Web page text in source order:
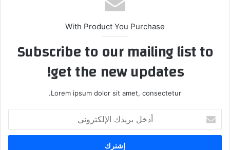
With Product You Purchase
Subscribe to our mailing list to
get the new updates!
Lorem ipsum dolor sit amet, consectetur.
بريدك
الإلكتروني